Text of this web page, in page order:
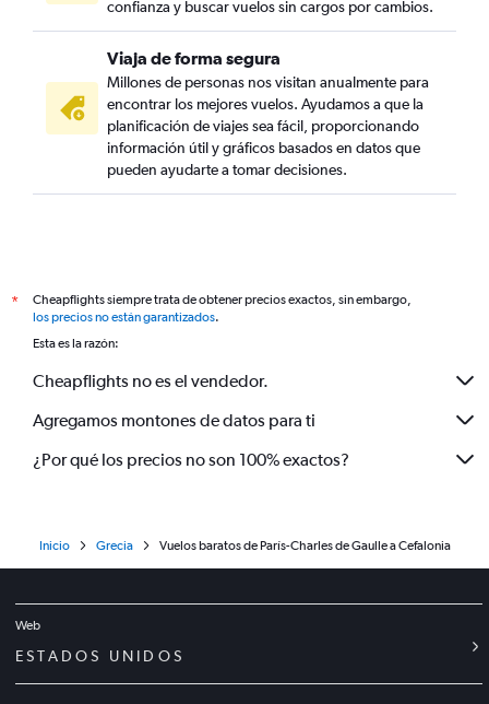
confianza y buscar vuelos sin cargos por cambios.
Viaja de forma segura
Millones de personas nos visitan anualmente para
encontrar los mejores vuelos. Ayudamos a que la
planificación de viajes sea fácil, proporcionando
información útil y gráficos basados en datos que
pueden ayudarte a tomar decisiones.
*
Cheapflights siempre trata de obtener precios exactos, sin embargo,
los precios no están garantizados.
Esta es la razón:
Cheapflights no es el vendedor.
Agregamos montones de datos para ti
¿Por qué los precios no son 100% exactos?
Inicio Grecia Vuelos baratos de París-Charles de Gaulle a Cefalonia
Web
ESTADOS UNIDOS